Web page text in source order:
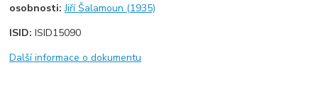
osobnosti:Jiří Šalamoun (1935)
ISID:ISID15090
Další informace o dokumentu